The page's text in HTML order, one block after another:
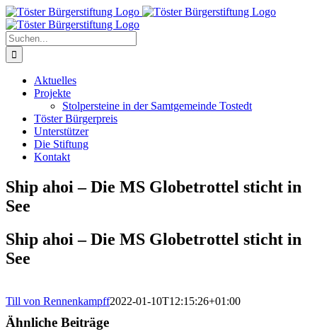
Zum
Inhalt
springen
Suche
nach:
Aktuelles
Projekte
Stolpersteine in der Samtgemeinde Tostedt
Töster Bürgerpreis
Unterstützer
Die Stiftung
Kontakt
Ship ahoi – Die MS Globetrottel sticht in
See
Ship ahoi – Die MS Globetrottel sticht in
See
Till von Rennenkampff2022-01-10T12:15:26+01:00
Ähnliche Beiträge